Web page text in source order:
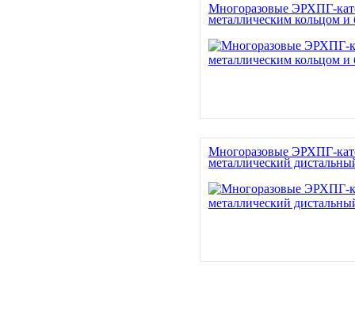
Многоразовые ЭРХПГ-
металлическим кольцом и
Многоразовые ЭРХПГ-
металлический